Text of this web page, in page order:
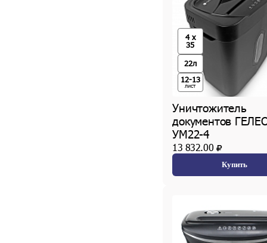
4 x
35
22л
12-13
лист
Уничтожитель
документов
УМ22-4
13 832.00
Купить